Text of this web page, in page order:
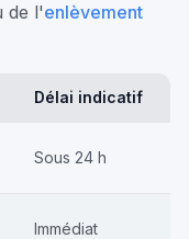
de l'enlèvement
Délai indicatif
Sous 24 h
Immédiat